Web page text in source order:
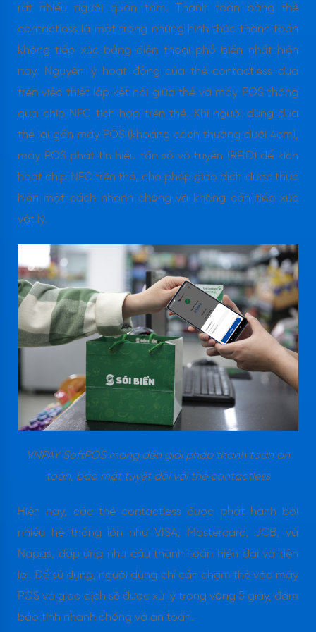
rất nhiều người quan tâm. Thanh toán bằng thẻ
contactless là một trong những hình thức thanh toán
không tiếp xúc bằng điện thoại phổ biến nhất hiện
nay. Nguyên lý hoạt động của thẻ contactless dựa
trên việc thiết lập kết nối giữa thẻ và máy POS thông
qua chip NFC tích hợp trên thẻ. Khi người dùng đưa
thẻ lại gần máy POS (khoảng cách thường dưới 4cm),
máy POS phát tín hiệu tần số vô tuyến (RFID) để kích
hoạt chip NFC trên thẻ, cho phép giao dịch được thực
hiện một cách nhanh chóng và không cần tiếp xúc
vật lý.
VNPAY SoftPOS mang đến giải pháp thanh toán an
toàn, bảo mật tuyệt đối với thẻ contactless
Hiện nay, các thẻ contactless được phát hành bởi
nhiều hệ thống lớn như VISA, Mastercard, JCB, và
Napas, đáp ứng nhu cầu thanh toán hiện đại và tiện
lợi. Để sử dụng, người dùng chỉ cần chạm thẻ vào máy
POS và giao dịch sẽ được xử lý trong vòng 5 giây, đảm
bảo tính nhanh chóng và an toàn.